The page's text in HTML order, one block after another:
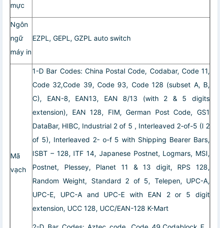
mực
Ngôn
ngữ
máy in
EZPL, GEPL, GZPL auto switch
Mã
vạch
1-D Bar Codes: China Postal Code, Codabar, Code 11,
Code 32,Code 39, Code 93, Code 128 (subset A, B,
C), EAN-8, EAN13, EAN 8/13 (with 2 & 5 digits
extension), EAN 128, FIM, German Post Code, GS1
DataBar, HIBC, Industrial 2 of 5 , Interleaved 2-of-5 (I 2
of 5), Interleaved 2- o-f 5 with Shipping Bearer Bars,
ISBT – 128, ITF 14, Japanese Postnet, Logmars, MSI,
Postnet, Plessey, Planet 11 & 13 digit, RPS 128,
Random Weight, Standard 2 of 5, Telepen, UPC-A,
UPC-E, UPC-A and UPC-E with EAN 2 or 5 digit
extension, UCC 128, UCC/EAN-128 K-Mart